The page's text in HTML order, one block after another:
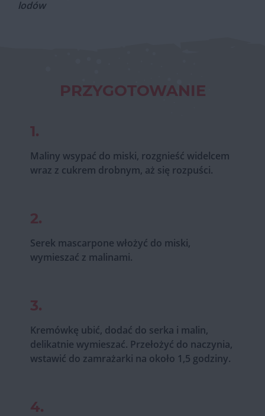
lodów
PRZYGOTOWANIE
1.
Maliny wsypać do miski, rozgnieść widelcem
wraz z cukrem drobnym, aż się rozpuści.
2.
Serek mascarpone włożyć do miski,
wymieszać z malinami.
3.
Kremówkę ubić, dodać do serka i malin,
delikatnie wymieszać. Przełożyć do naczynia,
wstawić do zamrażarki na około 1,5 godziny.
4.